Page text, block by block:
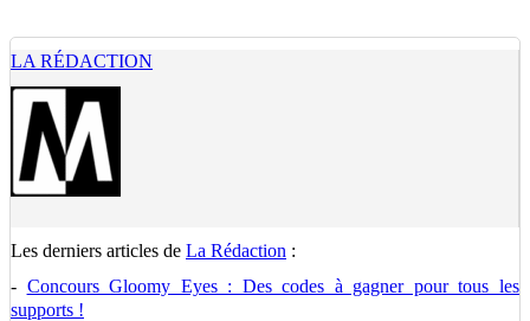
LA RÉDACTION
Les derniers articles de La Rédaction :
- Concours Gloomy Eyes : Des codes à gagner pour tous les
supports !